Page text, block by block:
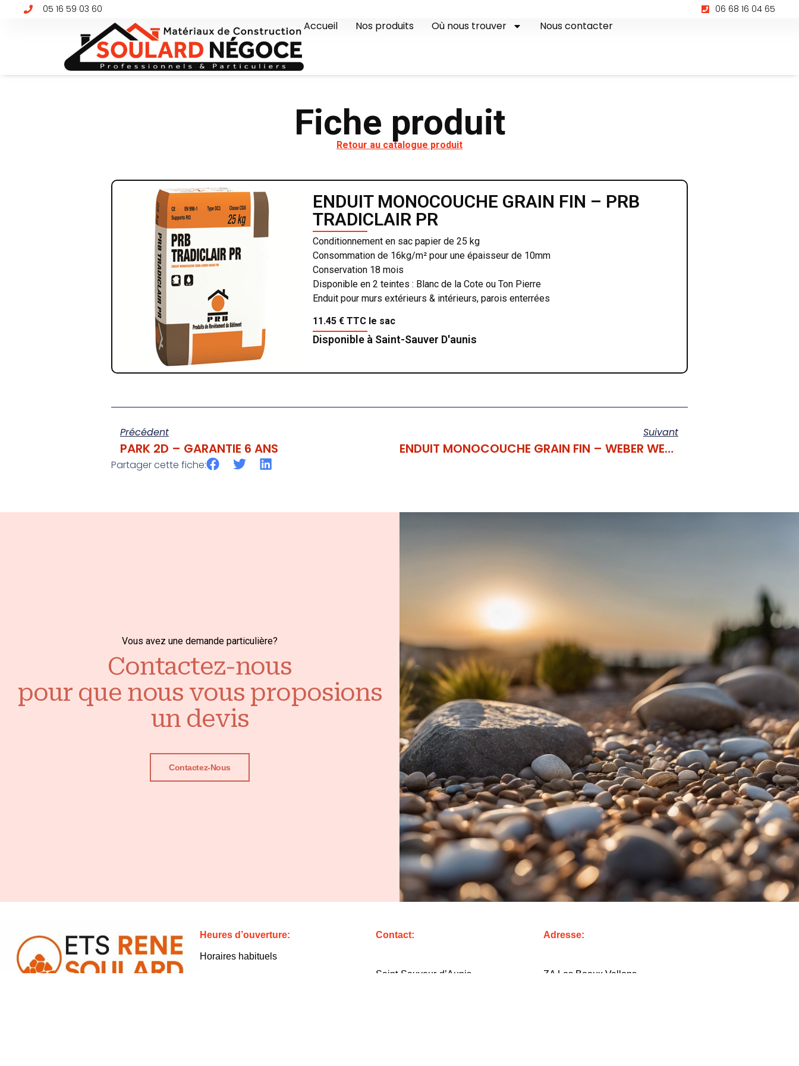
05 16 59 03 60 06 68 16 04 65
Accueil Nos produits Où nous trouver Nous contacter
Fiche produit
Retour au catalogue produit
ENDUIT MONOCOUCHE GRAIN FIN – PRB
TRADICLAIR PR
Conditionnement en sac papier de 25 kg
Consommation de 16kg/m² pour une épaisseur de 10mm
Conservation 18 mois
Disponible en 2 teintes : Blanc de la Cote ou Ton Pierre
Enduit pour murs extérieurs & intérieurs, parois enterrées
11.45 € TTC le sac
Disponible à Saint-Sauver D'aunis
Précédent
PARK 2D – GARANTIE 6 ANS
Suivant
ENDUIT MONOCOUCHE GRAIN FIN – WEBER WERBERPRAL F
Partager cette fiche:
Vous avez une demande particulière?
Contactez-nous
pour que nous vous proposions
un devis
Contactez-Nous
Heures d’ouverture:
Horaires habituels
Contact:
Saint-Sauveur-d’Aunis
Adresse:
ZA Les Beaux Vallons